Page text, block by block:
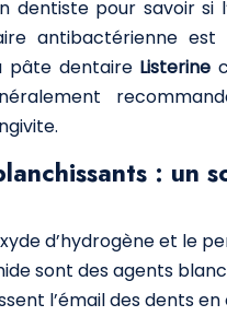
dentiste pour savoir si
antibactérienne est
pâte dentaire Listerine
: un
d’hydrogène et le
sont des agents
l’émail des dents